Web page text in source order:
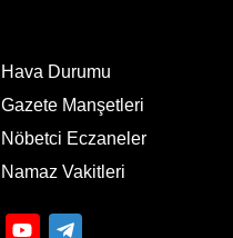
Hava Durumu
Gazete Manşetleri
Nöbetci Eczaneler
Namaz Vakitleri